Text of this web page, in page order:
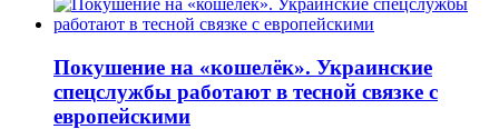
Покушение на «кошелёк». Украинские
спецслужбы работают в тесной связке с
европейскими